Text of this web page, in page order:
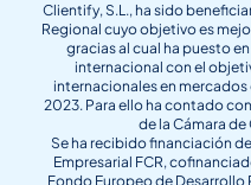
Clientify, S.L., ha sido
Regional cuyo objetivo es
gracias al cual ha puesto
internacional con el
internacionales en
2023. Para ello ha contado
de la Cámara
Se ha recibido financiación
Empresarial FCR,
Fondo Europeo de Desarrollo